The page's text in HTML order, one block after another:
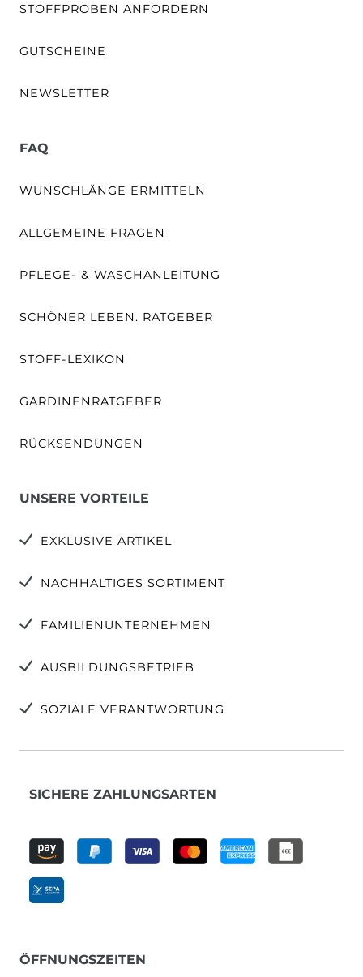
STOFFPROBEN ANFORDERN
GUTSCHEINE
NEWSLETTER
FAQ
WUNSCHLÄNGE ERMITTELN
ALLGEMEINE FRAGEN
PFLEGE- & WASCHANLEITUNG
SCHÖNER LEBEN. RATGEBER
STOFF-LEXIKON
GARDINENRATGEBER
RÜCKSENDUNGEN
UNSERE VORTEILE
EXKLUSIVE ARTIKEL
NACHHALTIGES SORTIMENT
FAMILIENUNTERNEHMEN
AUSBILDUNGSBETRIEB
SOZIALE VERANTWORTUNG
SICHERE ZAHLUNGSARTEN
ÖFFNUNGSZEITEN